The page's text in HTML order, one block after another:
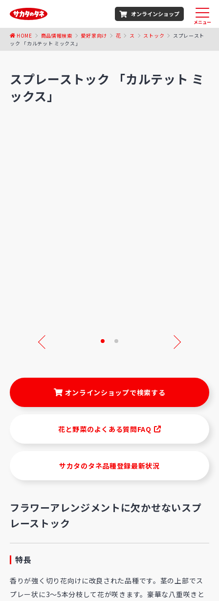
オンラインショップ
メニュー
HOME 商品情報検索 愛好家向け 花 ス ストック
スプレースト
ック 「カルテット ミックス」
スプレーストック 「カルテット ミ
ックス」
Next
オンラインショップで検索する
花と野菜のよくある質問FAQ
サカタのタネ品種登録最新状況
フラワーアレンジメントに欠かせないスプ
レーストック
特長
香りが強く切り花向けに改良された品種です。茎の上部でス
プレー状に3～5本分枝して花が咲きます。豪華な八重咲きと